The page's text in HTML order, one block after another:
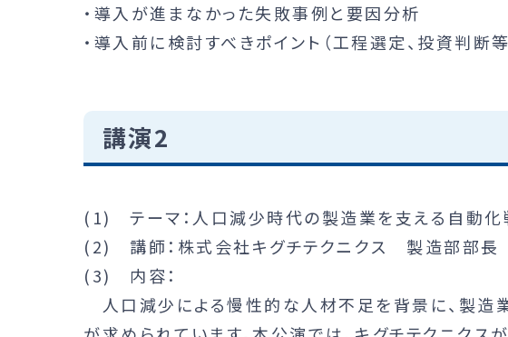
・導入が進まなかった失敗事例と要因分析
・導入前に検討すべきポイント（工程選定、投資判断等
講演2
(1) テーマ：人口減少時代の製造業を支える自動
(2) 講師：株式会社キグチテクニクス 製造部
(3) 内容：
人口減少による慢性的な人材不足を背景に、製